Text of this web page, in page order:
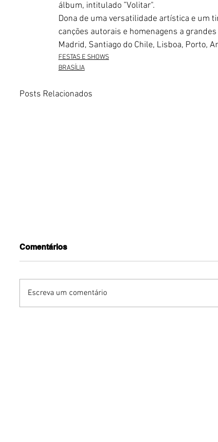
álbum, intitulado ”Volitar".
Dona de uma versatilidade artística e um
canções autorais e homenagens a
Madrid, Santiago do Chile, Lisboa, Porto,
FESTAS E SHOWS
BRASÍLIA
Posts Relacionados
Comentários
Escreva um comentário